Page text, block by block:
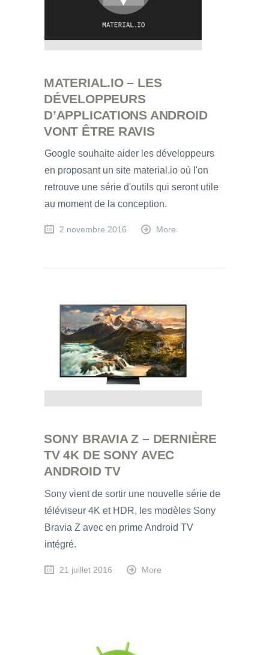
MATERIAL.IO – LES
DÉVELOPPEURS
D’APPLICATIONS ANDROID
VONT ÊTRE RAVIS
Google souhaite aider les développeurs
en proposant un site material.io où l'on
retrouve une série d'outils qui seront utile
au moment de la conception.
2 novembre 2016 More
SONY BRAVIA Z – DERNIÈRE
TV 4K DE SONY AVEC
ANDROID TV
Sony vient de sortir une nouvelle série de
téléviseur 4K et HDR, les modèles Sony
Bravia Z avec en prime Android TV
intégré.
21 juillet 2016 More